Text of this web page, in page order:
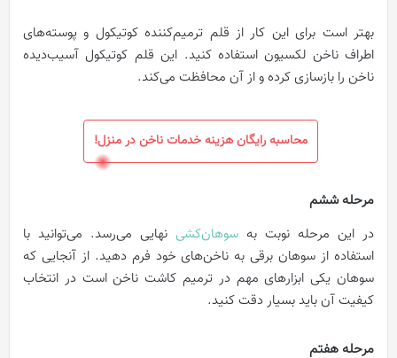
بهتر است برای این کار از قلم ترمیم‌کننده کوتیکول و پوسته‌های
اطراف ناخن لکسیون استفاده کنید. این قلم کوتیکول آسیب‌دیده
ناخن را بازسازی کرده و از آن محافظت می‌کند.
محاسبه رایگان هزینه خدمات ناخن در منزل!
مرحله ششم
در این مرحله نوبت به سوهان‌کشی نهایی می‌رسد. می‌توانید با
استفاده از سوهان برقی به ناخن‌های خود فرم دهید. از آنجایی که
سوهان یکی ابزار‌های مهم در ترمیم کاشت ناخن است در انتخاب
کیفیت آن باید بسیار دقت کنید.
مرحله هفتم